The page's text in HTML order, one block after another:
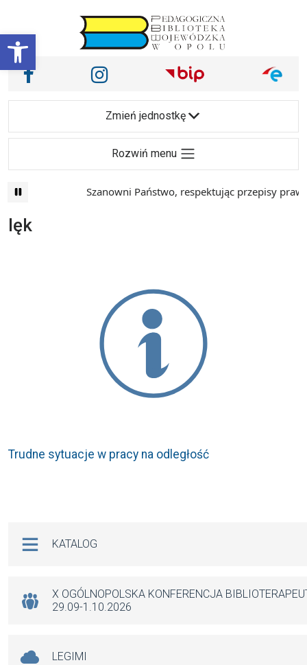
Otwórz pasek narzędzi
Main Navigation
Nasze media społecznościowe i inne
Facebook Instagram
Zmień jednostkę
Rozwiń menu
Szanowni Państwo, respektując przepisy
lęk
Trudne sytuacje w pracy na odległość
KATALOG
X OGÓLNOPOLSKA KONFERENCJA
29.09-1.10.2026
LEGIMI